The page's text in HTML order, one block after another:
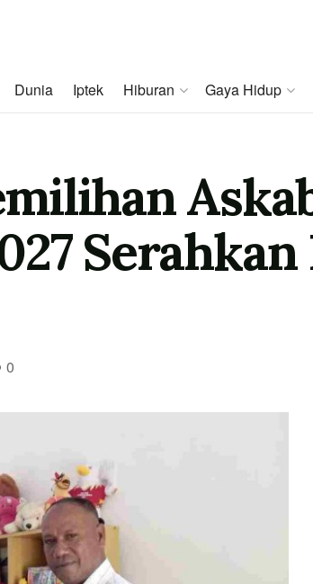
Dunia Iptek Hiburan Gaya Hidup
0